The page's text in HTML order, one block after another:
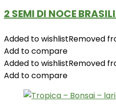
2 SEMI DI NOCE
Added to wishlistRemoved
Add to compare
Added to wishlistRemoved
Add to compare